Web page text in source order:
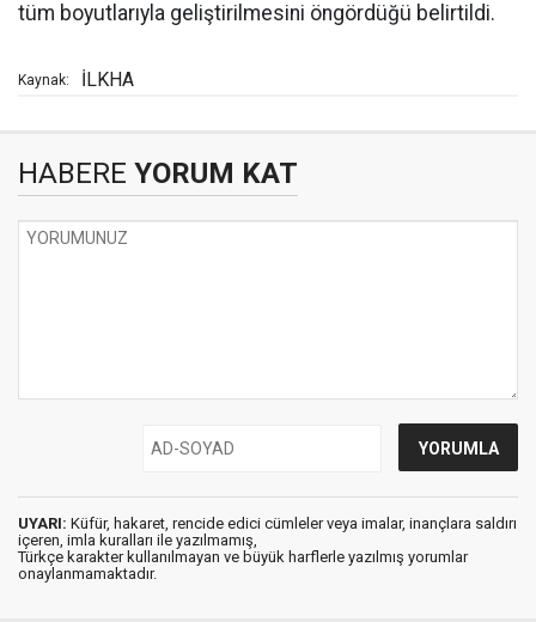
tüm boyutlarıyla geliştirilmesini öngördüğü belirtildi.
Kaynak: İLKHA
HABERE YORUM KAT
UYARI: Küfür, hakaret, rencide edici cümleler veya imalar, inançlara saldırı
içeren, imla kuralları ile yazılmamış,
Türkçe karakter kullanılmayan ve büyük harflerle yazılmış yorumlar
onaylanmamaktadır.